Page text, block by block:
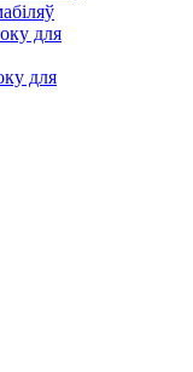
для
для